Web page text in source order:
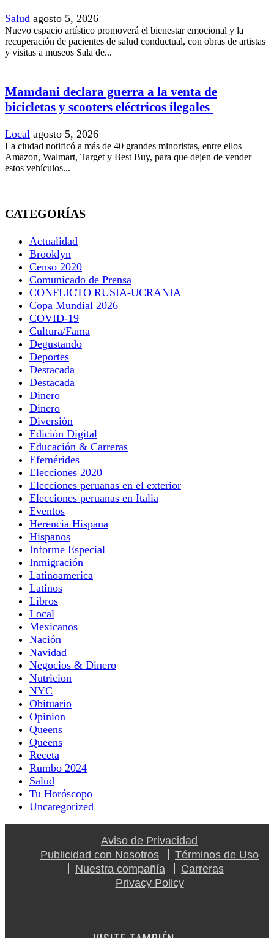
Salud agosto 5, 2026
Nuevo espacio artístico promoverá el bienestar emocional y la
recuperación de pacientes de salud conductual, con obras de artistas
y visitas a museos Sala de...
Mamdani declara guerra a la venta de
bicicletas y scooters eléctricos ilegales
Local agosto 5, 2026
La ciudad notificó a más de 40 grandes minoristas, entre ellos
Amazon, Walmart, Target y Best Buy, para que dejen de vender
estos vehículos...
CATEGORÍAS
Actualidad
Brooklyn
Censo 2020
Comunicado de Prensa
CONFLICTO RUSIA-UCRANIA
Copa Mundial 2026
COVID-19
Cultura/Fama
Degustando
Deportes
Destacada
Destacada
Dinero
Dinero
Diversión
Edición Digital
Educación & Carreras
Efemérides
Elecciones 2020
Elecciones peruanas en el exterior
Elecciones peruanas en Italia
Eventos
Herencia Hispana
Hispanos
Informe Especial
Inmigración
Latinoamerica
Latinos
Libros
Local
Mexicanos
Nación
Navidad
Negocios & Dinero
Nutricion
NYC
Obituario
Opinion
Queens
Queens
Receta
Rumbo 2024
Salud
Tu Horóscopo
Uncategorized
Aviso de Privacidad
Publicidad con Nosotros
Términos de Uso
Nuestra compañía
Carreras
Privacy Policy